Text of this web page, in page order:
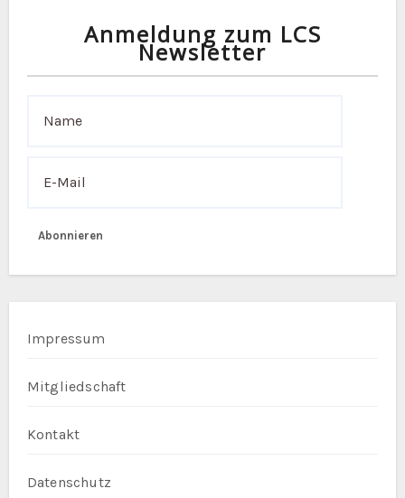
o
n
Anmeldung zum LCS
Newsletter
Abonnieren
Impressum
Mitgliedschaft
Kontakt
Datenschutz